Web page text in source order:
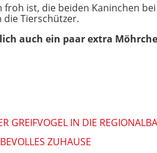
ist, die beiden Kaninchen
Tierschützer.
auch ein paar extra
GREIFVOGEL IN DIE
ZUHAUSE